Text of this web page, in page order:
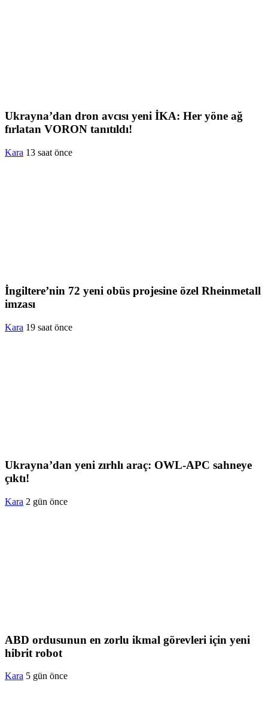
Ukrayna’dan dron avcısı yeni İKA: Her yöne ağ
fırlatan VORON tanıtıldı!
Kara 13 saat önce
İngiltere’nin 72 yeni obüs projesine özel Rheinmetall
imzası
Kara 19 saat önce
Ukrayna’dan yeni zırhlı araç: OWL-APC sahneye
çıktı!
Kara 2 gün önce
ABD ordusunun en zorlu ikmal görevleri için yeni
hibrit robot
Kara 5 gün önce